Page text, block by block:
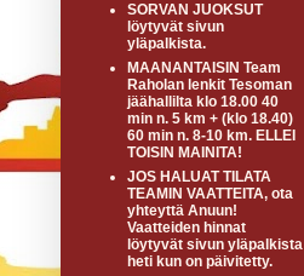
SORVAN JUOKSUT
löytyvät sivun
yläpalkista.
MAANANTAISIN Team
Raholan lenkit Tesoman
jäähallilta klo 18.00 40
min n. 5 km + (klo 18.40)
60 min n. 8-10 km. ELLEI
TOISIN MAINITA!
JOS HALUAT TILATA
TEAMIN VAATTEITA, ota
yhteyttä Anuun!
Vaatteiden hinnat
löytyvät sivun yläpalkista
heti kun on päivitetty.